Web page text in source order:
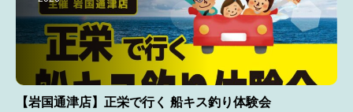
【岩国通津店】正栄で行く 船キス釣り体験会